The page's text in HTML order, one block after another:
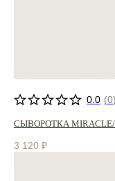
0.0 (0)
СЫВОРОТКА MIRACLE/
3 120 ₽